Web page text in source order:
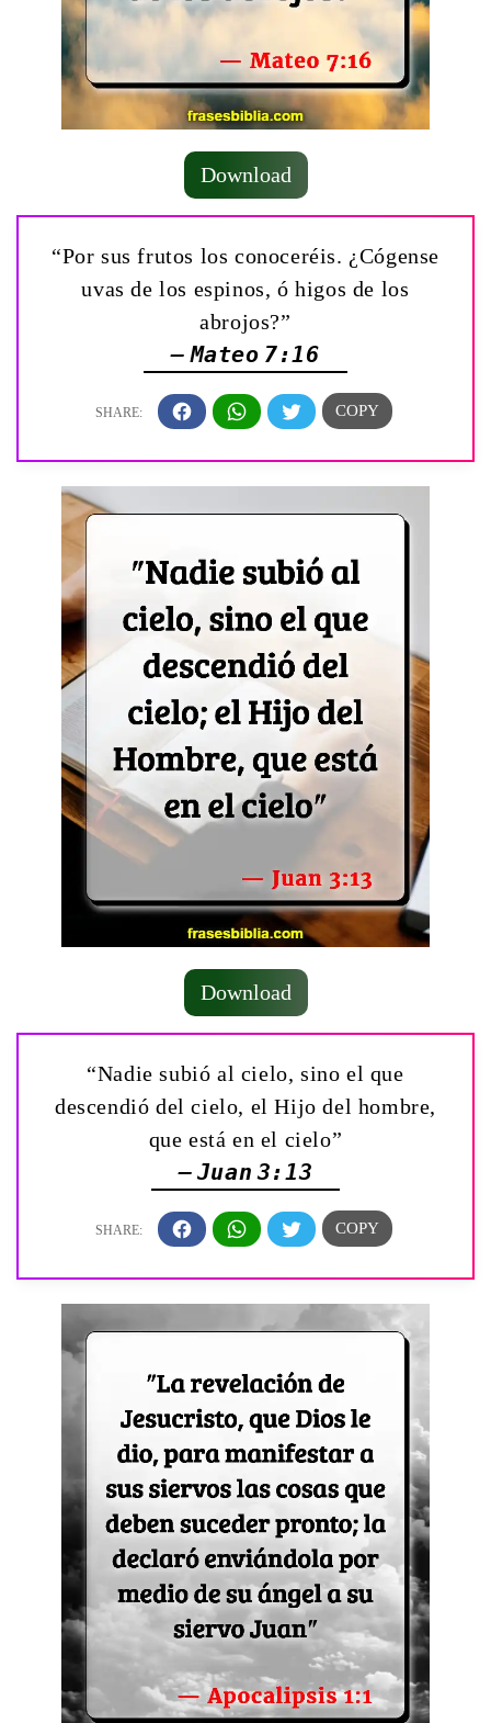
Download
“Por sus frutos los conoceréis. ¿Cógense
uvas de los espinos, ó higos de los
abrojos?”
— Mateo 7:16
Download
“Nadie subió al cielo, sino el que
descendió del cielo, el Hijo del hombre,
que está en el cielo”
— Juan 3:13